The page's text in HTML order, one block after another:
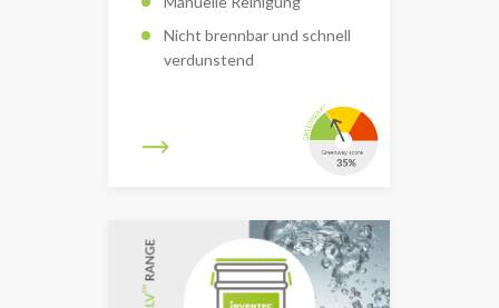
Nicht brennbar und schnell
verdunstend